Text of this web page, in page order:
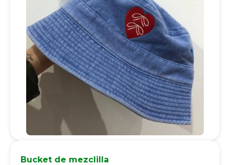
Bucket de mezclilla